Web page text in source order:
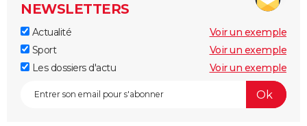
NEWSLETTERS
Actualité
Voir un exemple
Sport
Voir un exemple
Les dossiers d'actu
Voir un exemple